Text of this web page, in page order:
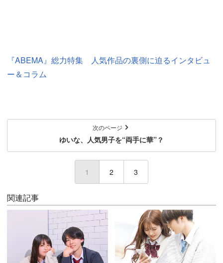
『ABEMA』総力特集 人気作品の裏側に迫るインタビュ
ー＆コラム
次のページ
ゆいな、人気男子を“両手に華”？
1 (current)
2 3
関連記事